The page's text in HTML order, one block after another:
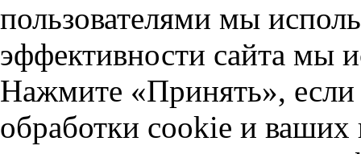
пользователями мы
эффективности сайта мы
Нажмите «Принять», если
обработки cookie и